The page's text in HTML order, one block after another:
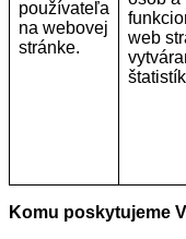
používateľa
na webovej
stránke.
web
Komu poskytujeme